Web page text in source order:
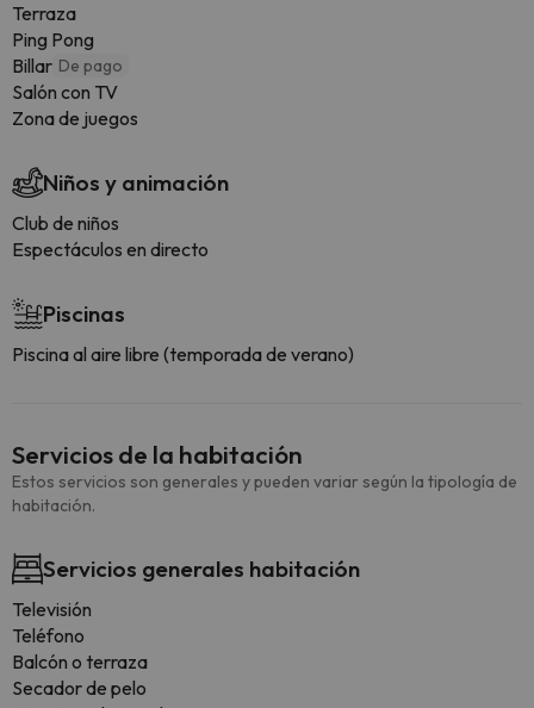
Terraza
Ping Pong
Billar De pago
Salón con TV
Zona de juegos
Niños y animación
Club de niños
Espectáculos en directo
Piscinas
Piscina al aire libre (temporada de verano)
Servicios de la habitación
Estos servicios son generales y pueden variar según la tipología de
habitación.
Servicios generales habitación
Televisión
Teléfono
Balcón o terraza
Secador de pelo